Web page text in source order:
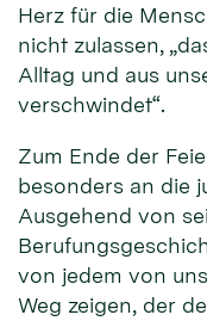
Herz für die
nicht zulassen,
Alltag und aus
verschwindet“.
Zum Ende der
besonders an die
Ausgehend von
von jedem von
Weg zeigen, der